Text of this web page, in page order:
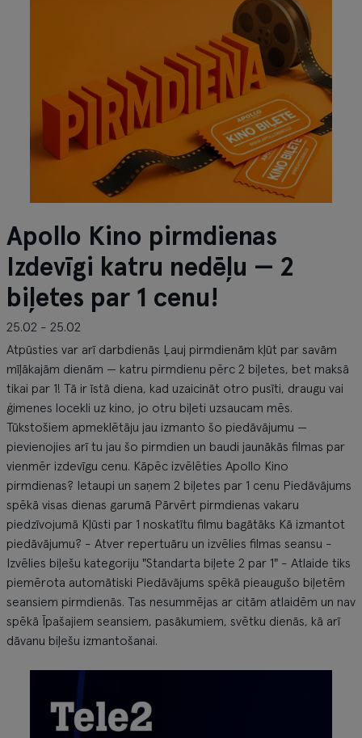
Apollo Kino pirmdienas
Izdevīgi katru nedēļu — 2
biļetes par 1 cenu!
25.02 - 25.02
Atpūsties var arī darbdienās Ļauj pirmdienām kļūt par savām
mīļākajām dienām — katru pirmdienu pērc 2 biļetes, bet maksā
tikai par 1! Tā ir īstā diena, kad uzaicināt otro pusīti, draugu vai
ģimenes locekli uz kino, jo otru biļeti uzsaucam mēs.
Tūkstošiem apmeklētāju jau izmanto šo piedāvājumu —
pievienojies arī tu jau šo pirmdien un baudi jaunākās filmas par
vienmēr izdevīgu cenu. Kāpēc izvēlēties Apollo Kino
pirmdienas? Ietaupi un saņem 2 biļetes par 1 cenu Piedāvājums
spēkā visas dienas garumā Pārvērt pirmdienas vakaru
piedzīvojumā Kļūsti par 1 noskatītu filmu bagātāks Kā izmantot
piedāvājumu? - Atver repertuāru un izvēlies filmas seansu -
Izvēlies biļešu kategoriju "Standarta biļete 2 par 1" - Atlaide tiks
piemērota automātiski Piedāvājums spēkā pieaugušo biļetēm
seansiem pirmdienās. Tas nesummējas ar citām atlaidēm un nav
spēkā Īpašajiem seansiem, pasākumiem, svētku dienās, kā arī
dāvanu biļešu izmantošanai.